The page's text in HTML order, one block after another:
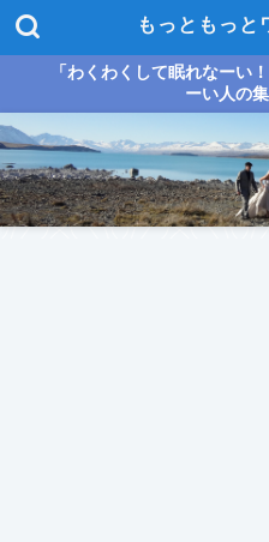
もっともっと
「わくわくして眠れなーい
ーい人の